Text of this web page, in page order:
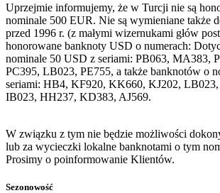
Uprzejmie informujemy, że w Turcji nie są
nominale 500 EUR. Nie są wymieniane także
przed 1996 r. (z małymi wizernukami głów
honorowane banknoty USD o numerach:
nominale 50 USD z seriami: PB063, MA383,
PC395, LB023, PE755, a także banknotów o
seriami: HB4, KF920, KK660, KJ202,
IB023, HH237, KD383, AJ569.
W związku z tym nie będzie możliwości
lub za wycieczki lokalne banknotami o tym
Prosimy o poinformowanie Klientów.
Sezonowość